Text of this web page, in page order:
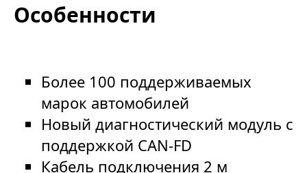
Особенности
Более 100 поддерживаемых
марок автомобилей
Новый диагностический модуль с
поддержкой CAN-FD
Кабель подключения 2 м